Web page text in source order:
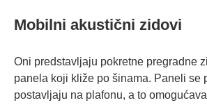
Mobilni akustični zidovi
Oni predstavljaju pokretne pregradne
panela koji kliže po šinama. Paneli se
postavljaju na plafonu, a to